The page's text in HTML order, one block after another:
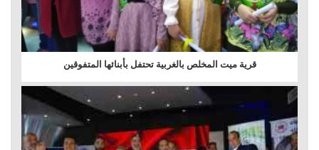
قرية ميت المخلص بالغربية تحتفل بأبنائها المتفوقين